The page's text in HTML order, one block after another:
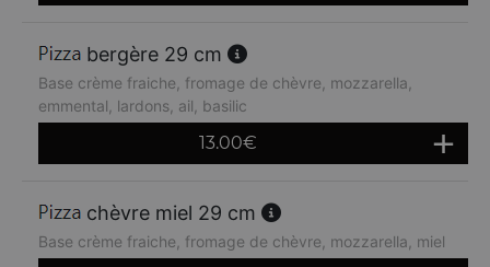
bergère 29 cm
Base crème fraiche, fromage de chèvre, mozzarella,
emmental, lardons, ail, basilic
13.00€
chèvre miel 29 cm
Base crème fraiche, fromage de chèvre, mozzarella, miel